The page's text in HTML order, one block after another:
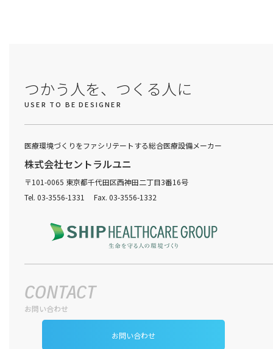
つかう人を、つくる人に
USER TO BE DESIGNER
医療環境づくりをファシリテートする総合医療設備メーカー
株式会社セントラルユニ
〒101-0065 東京都千代田区西神田二丁目3番16号
Tel. 03-3556-1331 Fax. 03-3556-1332
CONTACT
お問い合わせ
お問い合わせ